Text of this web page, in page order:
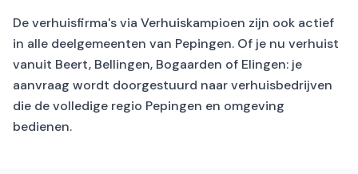
De verhuisfirma's via Verhuiskampioen zijn ook actief
in alle deelgemeenten van Pepingen. Of je nu verhuist
vanuit Beert, Bellingen, Bogaarden of Elingen: je
aanvraag wordt doorgestuurd naar verhuisbedrijven
die de volledige regio Pepingen en omgeving
bedienen.